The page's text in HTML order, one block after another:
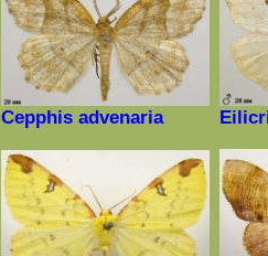
Cepphis advenaria